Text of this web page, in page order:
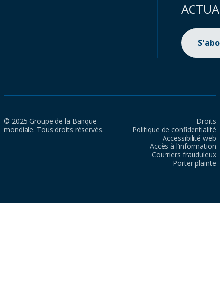
© 2025 Groupe de la Banque
mondiale. Tous droits réservés.
Droits
Politique de confidentialité
Accessibilité web
Accès à l’information
Courriers frauduleux
Porter plainte